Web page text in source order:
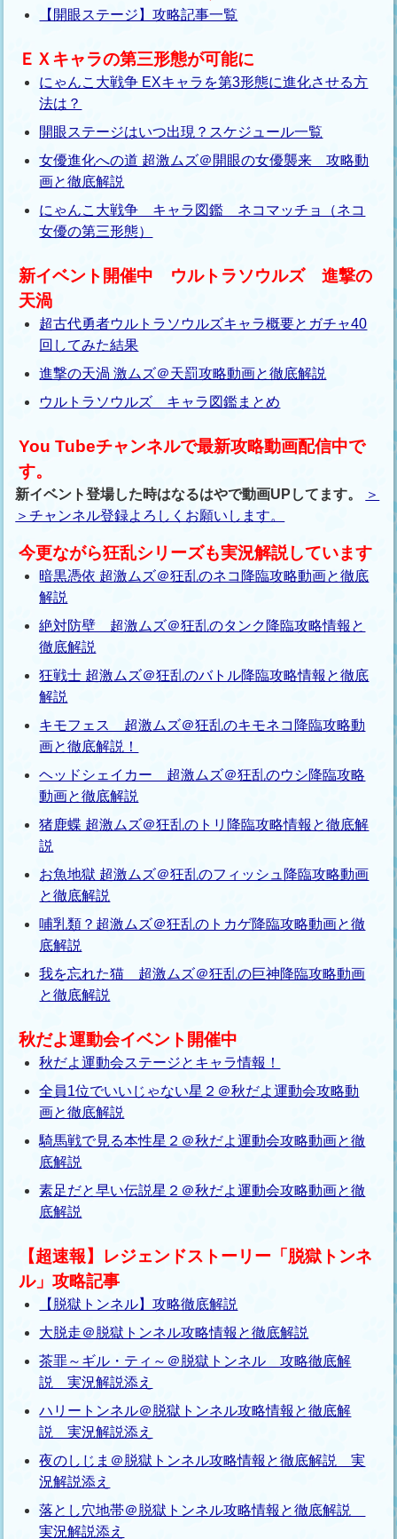
【開眼ステージ】攻略記事一覧
ＥＸキャラの第三形態が可能に
にゃんこ大戦争 EXキャラを第3形態に進化させる方
法は？
開眼ステージはいつ出現？スケジュール一覧
女優進化への道 超激ムズ＠開眼の女優襲来 攻略動
画と徹底解説
にゃんこ大戦争 キャラ図鑑 ネコマッチョ（ネコ
女優の第三形態）
新イベント開催中 ウルトラソウルズ 進撃の
天渦
超古代勇者ウルトラソウルズキャラ概要とガチャ40
回してみた結果
進撃の天渦 激ムズ＠天罰攻略動画と徹底解説
ウルトラソウルズ キャラ図鑑まとめ
You Tubeチャンネルで最新攻略動画配信中で
す。
新イベント登場した時はなるはやで動画UPしてます。
＞
＞チャンネル登録よろしくお願いします。
今更ながら狂乱シリーズも実況解説しています
暗黒憑依 超激ムズ＠狂乱のネコ降臨攻略動画と徹底
解説
絶対防壁 超激ムズ＠狂乱のタンク降臨攻略情報と
徹底解説
狂戦士 超激ムズ＠狂乱のバトル降臨攻略情報と徹底
解説
キモフェス 超激ムズ＠狂乱のキモネコ降臨攻略動
画と徹底解説！
ヘッドシェイカー 超激ムズ＠狂乱のウシ降臨攻略
動画と徹底解説
猪鹿蝶 超激ムズ＠狂乱のトリ降臨攻略情報と徹底解
説
お魚地獄 超激ムズ＠狂乱のフィッシュ降臨攻略動画
と徹底解説
哺乳類？超激ムズ＠狂乱のトカゲ降臨攻略動画と徹
底解説
我を忘れた猫 超激ムズ＠狂乱の巨神降臨攻略動画
と徹底解説
秋だよ運動会イベント開催中
秋だよ運動会ステージとキャラ情報！
全員1位でいいじゃない星２＠秋だよ運動会攻略動
画と徹底解説
騎馬戦で見る本性星２＠秋だよ運動会攻略動画と徹
底解説
素足だと早い伝説星２＠秋だよ運動会攻略動画と徹
底解説
【超速報】レジェンドストーリー「脱獄トンネ
ル」攻略記事
【脱獄トンネル】攻略徹底解説
大脱走＠脱獄トンネル攻略情報と徹底解説
茶罪～ギル・ティ～＠脱獄トンネル 攻略徹底解
説 実況解説添え
ハリートンネル＠脱獄トンネル攻略情報と徹底解
説 実況解説添え
夜のしじま＠脱獄トンネル攻略情報と徹底解説 実
況解説添え
落とし穴地帯＠脱獄トンネル攻略情報と徹底解説
実況解説添え